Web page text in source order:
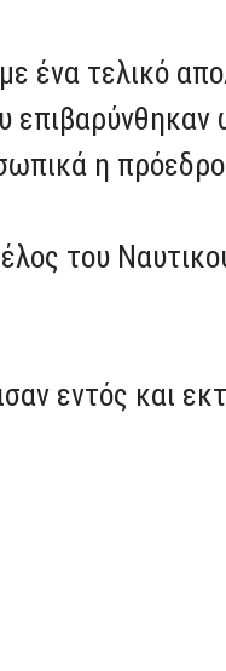
ένα τελικό
η
του
εντός και